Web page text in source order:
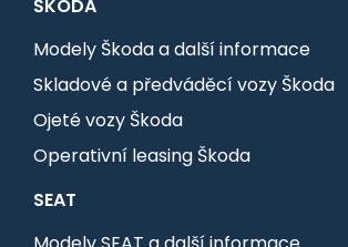
ŠKODA
Modely Škoda a další informace
Skladové a předváděcí vozy Škoda
Ojeté vozy Škoda
Operativní leasing Škoda
SEAT